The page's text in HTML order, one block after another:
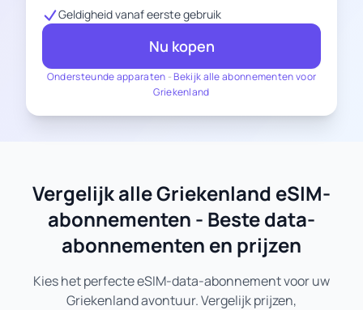
Ondersteunde apparaten -Bekijk alle abonnementen voor
Griekenland
Geldigheid vanaf eerste gebruik
Nu kopen
Vergelijk alle Griekenland eSIM-
abonnementen - Beste data-
abonnementen en prijzen
Kies het perfecte eSIM-data-abonnement voor uw
Griekenland avontuur. Vergelijk prijzen,